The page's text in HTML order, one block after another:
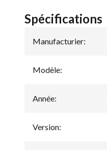
Spécifications
Manufacturier:
Modèle:
Année:
Version: